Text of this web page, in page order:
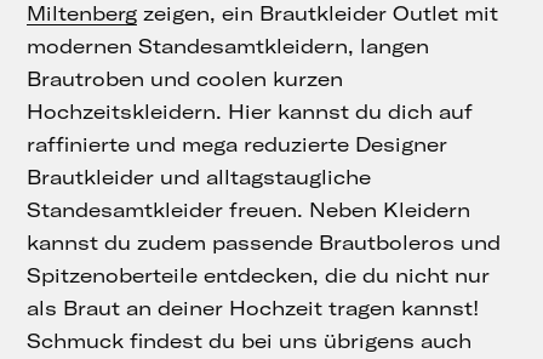
Miltenberg zeigen, ein Brautkleider Outlet mit
modernen Standesamtkleidern, langen
Brautroben und coolen kurzen
Hochzeitskleidern. Hier kannst du dich auf
raffinierte und mega reduzierte Designer
Brautkleider und alltagstaugliche
Standesamtkleider freuen. Neben Kleidern
kannst du zudem passende Brautboleros und
Spitzenoberteile entdecken, die du nicht nur
als Braut an deiner Hochzeit tragen kannst!
Schmuck findest du bei uns übrigens auch